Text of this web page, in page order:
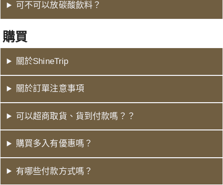
可不可以放碳酸飲料？
購買
關於ShineTrip
關於訂單注意事項
可以超商取貨、貨到付款嗎？？
購買多入有優惠嗎？
有哪些付款方式嗎？